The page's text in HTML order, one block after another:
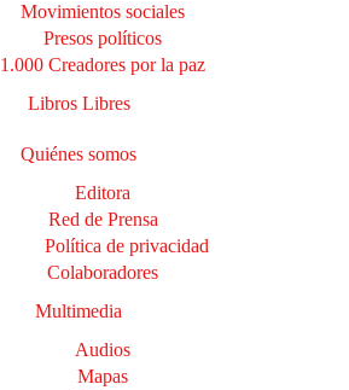
Movimientos sociales
Presos políticos
1.000 Creadores por la paz
Libros Libres
Quiénes somos
Editora
Red de Prensa
Política de privacidad
Colaboradores
Multimedia
Audios
Mapas